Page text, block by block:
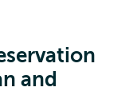
and